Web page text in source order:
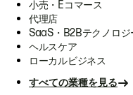
小売・Eコマース
代理店
SaaS・B2Bテクノロジ
ヘルスケア
ローカルビジネス
すべての業種を見る